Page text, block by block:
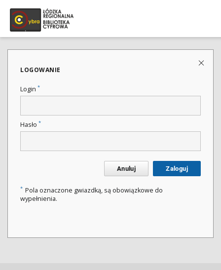
LOGOWANIE
Login *
Hasło *
Anuluj Zaloguj
* Pola oznaczone gwiazdką, są obowiązkowe do
wypełnienia.